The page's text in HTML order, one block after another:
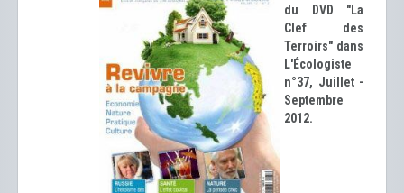
du DVD "La
Clef des
Terroirs" dans
L'Écologiste
n°37, Juillet -
Septembre
2012.